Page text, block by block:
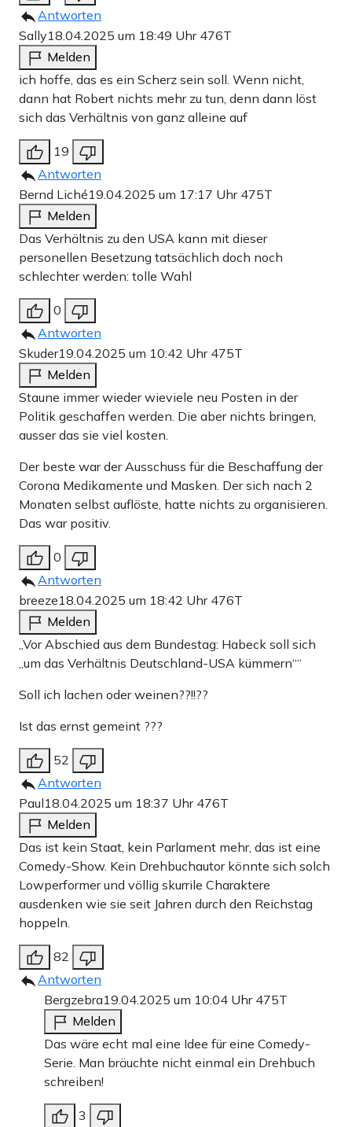
Antworten
Sally18.04.2025 um 18:49 Uhr 476T
Melden
ich hoffe, das es ein Scherz sein soll. Wenn nicht,
dann hat Robert nichts mehr zu tun, denn dann löst
sich das Verhältnis von ganz alleine auf
19
Antworten
Bernd Liché19.04.2025 um 17:17 Uhr 475T
Melden
Das Verhältnis zu den USA kann mit dieser
personellen Besetzung tatsächlich doch noch
schlechter werden: tolle Wahl
0
Antworten
Skuder19.04.2025 um 10:42 Uhr 475T
Melden
Staune immer wieder wieviele neu Posten in der
Politik geschaffen werden. Die aber nichts bringen,
ausser das sie viel kosten.
Der beste war der Ausschuss für die Beschaffung der
Corona Medikamente und Masken. Der sich nach 2
Monaten selbst auflöste, hatte nichts zu organisieren.
Das war positiv.
0
Antworten
breeze18.04.2025 um 18:42 Uhr 476T
Melden
„Vor Abschied aus dem Bundestag: Habeck soll sich
„um das Verhältnis Deutschland-USA kümmern““
Soll ich lachen oder weinen??!!??
Ist das ernst gemeint ???
52
Antworten
Paul18.04.2025 um 18:37 Uhr 476T
Melden
Das ist kein Staat, kein Parlament mehr, das ist eine
Comedy-Show. Kein Drehbuchautor könnte sich solch
Lowperformer und völlig skurrile Charaktere
ausdenken wie sie seit Jahren durch den Reichstag
hoppeln.
82
Antworten
Bergzebra19.04.2025 um 10:04 Uhr 475T
Melden
Das wäre echt mal eine Idee für eine Comedy-
Serie. Man bräuchte nicht einmal ein Drehbuch
schreiben!
3